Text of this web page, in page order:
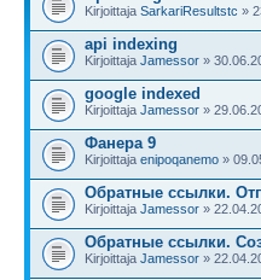
Kirjoittaja SarkariResultstc »
api indexing
Kirjoittaja Jamessor »
google indexed
Kirjoittaja Jamessor »
Фанера 9
Kirjoittaja enipoqanemo »
Обратные ссылки.
Kirjoittaja Jamessor »
Обратные ссылки.
Kirjoittaja Jamessor »